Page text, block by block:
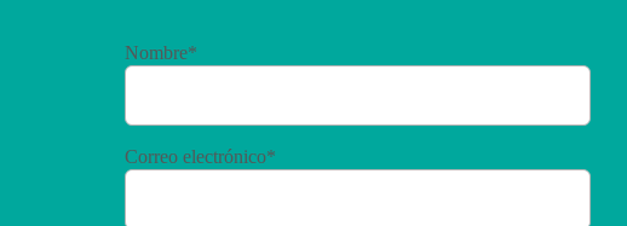
Nombre*
Correo electrónico*